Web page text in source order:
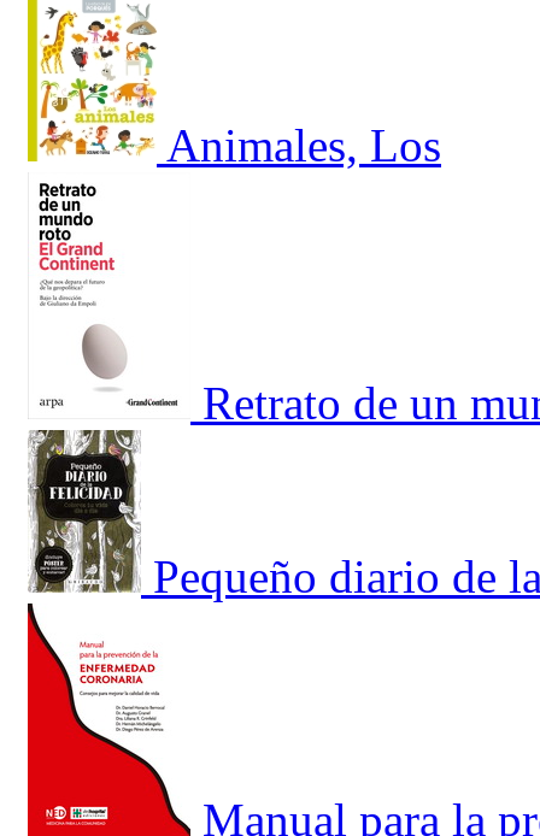
Animales, Los
Retrato de un
Pequeño diario de
Manual para la